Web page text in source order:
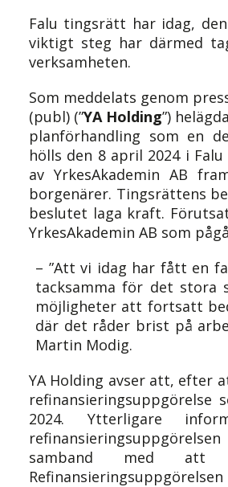
Falu tingsrätt har idag,
viktigt steg har därmed
verksamheten.
Som meddelats genom
(publ) (”YA Holding”)
planförhandling som en
hölls den 8 april 2024 i
av YrkesAkademin AB
borgenärer. Tingsrättens
beslutet laga kraft.
YrkesAkademin AB som
– ”Att vi idag har fått en
tacksamma för det stora
möjligheter att fortsatt
där det råder brist på
Martin Modig.
YA Holding avser att, efter
refinansieringsuppgörelse
2024. Ytterligare
samband med att